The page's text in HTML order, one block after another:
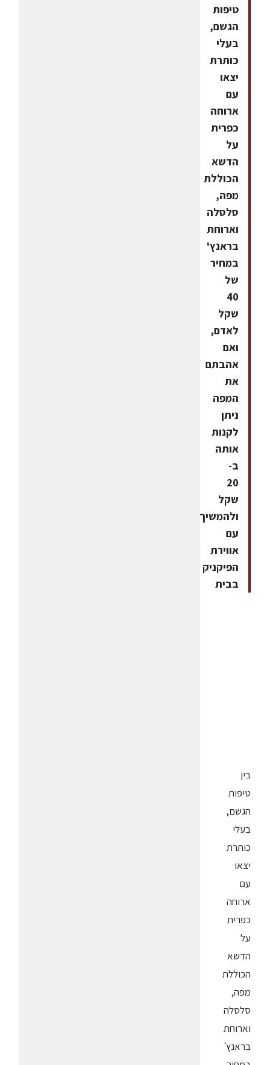
טיפות
הגשם,
בעלי
כותרת
יצאו
עם
ארוחה
כפרית
על
הדשא
הכוללת
מפה,
סלסלה
וארוחת
בראנץ'
במחיר
של
40
שקל
לאדם,
ואם
אהבתם
את
המפה
ניתן
לקנות
אותה
ב-
20
שקל
ולהמשיך
עם
אווירת
הפיקניק
בבית
בין
טיפות
הגשם,
בעלי
כותרת
יצאו
עם
ארוחה
כפרית
על
הדשא
הכוללת
מפה,
סלסלה
וארוחת
בראנץ'